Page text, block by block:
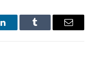
LinkedInTumblr Email